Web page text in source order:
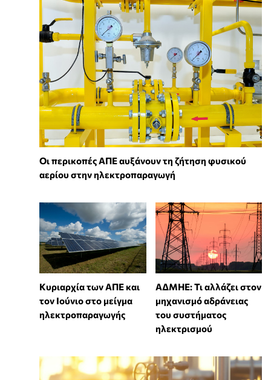
Οι περικοπές ΑΠΕ αυξάνουν τη ζήτηση φυσικού
αερίου στην ηλεκτροπαραγωγή
Κυριαρχία των ΑΠΕ και
τον Ιούνιο στο μείγμα
ηλεκτροπαραγωγής
ΑΔΜΗΕ: Τι αλλάζει στον
μηχανισμό αδράνειας
του συστήματος
ηλεκτρισμού